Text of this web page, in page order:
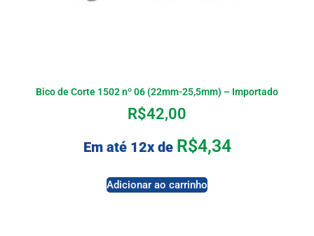
Bico de Corte 1502 nº 06 (22mm-25,5mm) – Importado
R$42,00
Em até 12x de R$4,34
Adicionar ao carrinho